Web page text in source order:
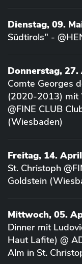
Dienstag, 09.
Südtirols" -
Donnerstag,
Comte Georges
(2020-2013) mit
@FINE CLUB
(Wiesbaden)
Freitag, 14.
St. Christoph
Goldstein
Mittwoch, 05.
Dinner mit
Haut Lafite) @
Alm in St.